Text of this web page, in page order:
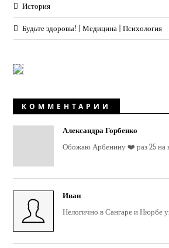
История
Будьте здоровы! | Медицина | Психология
КОММЕНТАРИИ
Александра Горбенко
Обожаю Арбенину ❤️ раз 25 на
Иван
Нелогично в Сангаре и Нюрбе